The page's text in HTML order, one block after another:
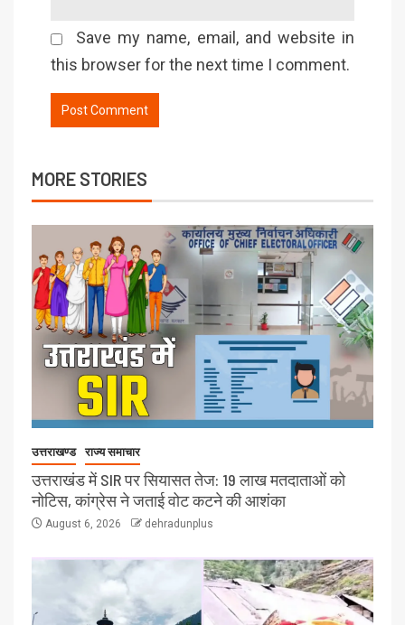
Save my name, email, and website in
this browser for the next time I comment.
MORE STORIES
उत्तराखण्ड राज्य समाचार
उत्तराखंड में SIR पर सियासत तेज: 19 लाख मतदाताओं को
नोटिस, कांग्रेस ने जताई वोट कटने की आशंका
August 6, 2026 dehradunplus